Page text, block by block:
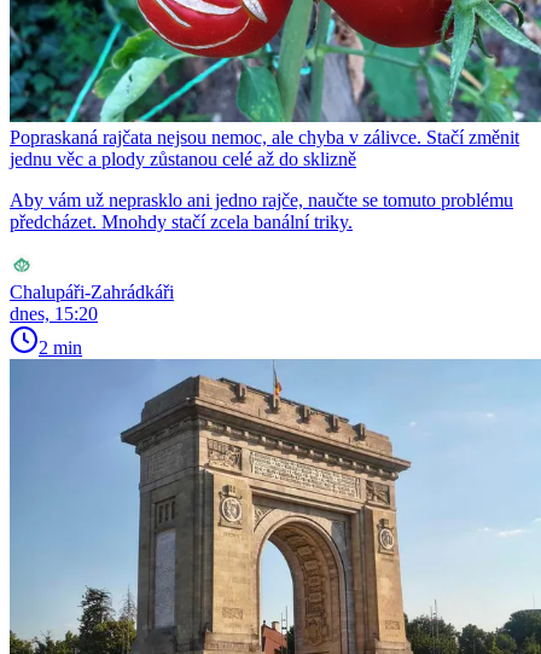
Popraskaná rajčata nejsou nemoc, ale chyba v zálivce. Stačí změnit
jednu věc a plody zůstanou celé až do sklizně
Aby vám už neprasklo ani jedno rajče, naučte se tomuto problému
předcházet. Mnohdy stačí zcela banální triky.
Chalupáři-Zahrádkáři
dnes, 15:20
2 min